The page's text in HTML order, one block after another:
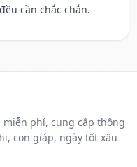
cần chắc chắn.
miễn phí, cung cấp thông
con giáp, ngày tốt xấu